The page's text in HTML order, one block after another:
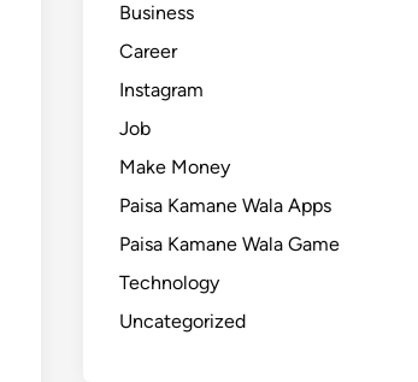
Business
Career
Instagram
Job
Make Money
Paisa Kamane Wala Apps
Paisa Kamane Wala Game
Technology
Uncategorized